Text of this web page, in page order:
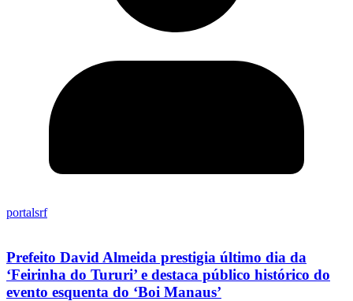
portalsrf
Prefeito David Almeida prestigia último dia da
‘Feirinha do Tururi’ e destaca público histórico do
evento esquenta do ‘Boi Manaus’